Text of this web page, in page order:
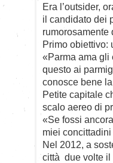
Era l’outsider,
il candidato dei
rumorosamente
Primo obiettivo:
«Parma ama gli
questo ai
conosce bene
Petite capitale
scalo aereo di
«Se fossi
miei
Nel 2012, a
città due volte il